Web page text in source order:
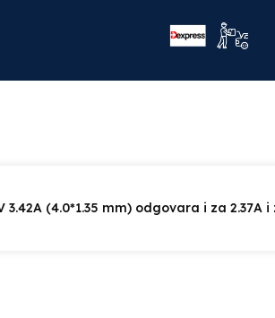
(4.0*1.35 mm) odgovara i za 2.37A i